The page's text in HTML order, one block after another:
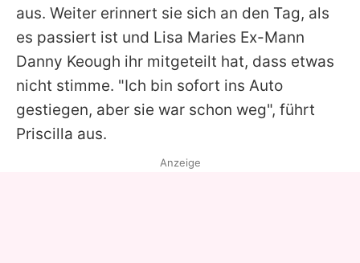
aus. Weiter erinnert sie sich an den Tag, als
es passiert ist und Lisa Maries Ex-Mann
Danny Keough ihr mitgeteilt hat, dass etwas
nicht stimme. "Ich bin sofort ins Auto
gestiegen, aber sie war schon weg", führt
Priscilla aus.
Anzeige